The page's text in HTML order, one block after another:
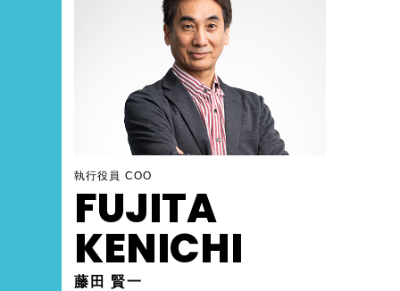
し、顧問として大手企業からベンチャーまで一貫
し、新規事業の立ち上げとイノベーションの創出
をテーマに多数の企業のDXを支援。
執行役員 COO
FUJITA
KENICHI
藤田 賢一